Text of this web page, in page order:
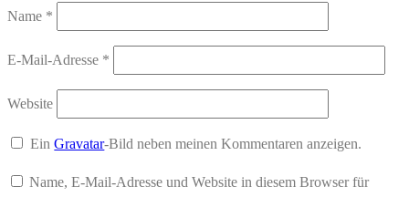
Name *
E-Mail-Adresse *
Website
EinGravatar-Bild neben meinen Kommentaren anzeigen.
Name, E-Mail-Adresse und Website in diesem Browser für